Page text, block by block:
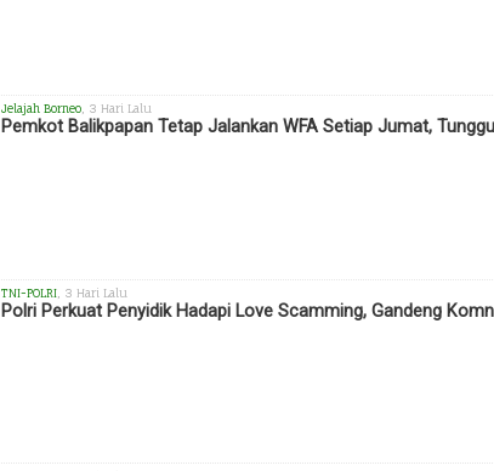
Jelajah Borneo , 3 Hari Lalu
Pemkot Balikpapan Tetap Jalankan WFA Setiap Jumat,
TNI-POLRI , 3 Hari Lalu
Polri Perkuat Penyidik Hadapi Love Scamming, Gandeng